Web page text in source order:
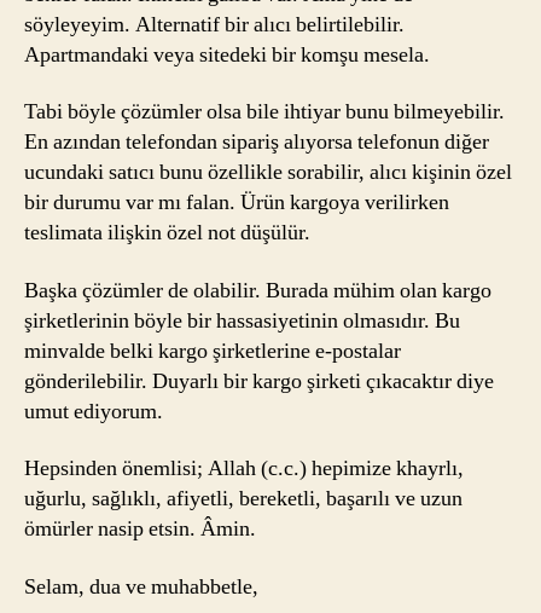
söyleyeyim. Alternatif bir alıcı belirtilebilir.
Apartmandaki veya sitedeki bir komşu mesela.
Tabi böyle çözümler olsa bile ihtiyar bunu bilmeyebilir.
En azından telefondan sipariş alıyorsa telefonun diğer
ucundaki satıcı bunu özellikle sorabilir, alıcı kişinin özel
bir durumu var mı falan. Ürün kargoya verilirken
teslimata ilişkin özel not düşülür.
Başka çözümler de olabilir. Burada mühim olan kargo
şirketlerinin böyle bir hassasiyetinin olmasıdır. Bu
minvalde belki kargo şirketlerine e-postalar
gönderilebilir. Duyarlı bir kargo şirketi çıkacaktır diye
umut ediyorum.
Hepsinden önemlisi; Allah (c.c.) hepimize khayrlı,
uğurlu, sağlıklı, afiyetli, bereketli, başarılı ve uzun
ömürler nasip etsin. Âmin.
Selam, dua ve muhabbetle,